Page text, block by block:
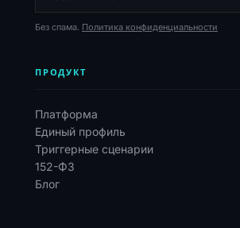
Без спама. Политика конфиденциальности
ПРОДУКТ
Платформа
Единый профиль
Триггерные сценарии
152-ФЗ
Блог